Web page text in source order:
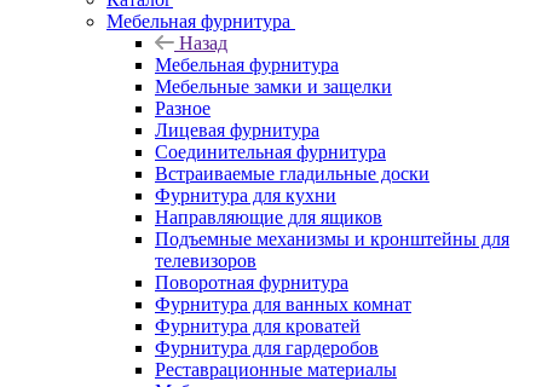
Мебельная фурнитура
Назад
Мебельная фурнитура
Мебельные замки и защелки
Разное
Лицевая фурнитура
Соединительная фурнитура
Встраиваемые гладильные доски
Фурнитура для кухни
Направляющие для ящиков
Подъемные механизмы и кронштейны для
телевизоров
Поворотная фурнитура
Фурнитура для ванных комнат
Фурнитура для кроватей
Фурнитура для гардеробов
Реставрационные материалы